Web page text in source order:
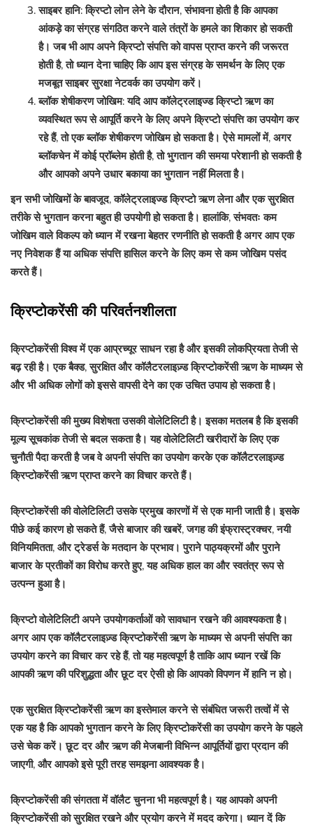
साइबर हानि: क्रिप्टो लोन लेने के दौरान, संभावना होती है कि आपका
आंकड़े का संग्रह संगठित करने वाले तंत्रों के हमले का शिकार हो सकती
है। जब भी आप अपने क्रिप्टो संपत्ति को वापस प्राप्त करने की जरूरत
होती है, तो ध्यान देना चाहिए कि आप इस संग्रह के समर्थन के लिए एक
मजबूत साइबर सुरक्षा नेटवर्क का उपयोग करें।
ब्लॉक शेषीकरण जोखिम: यदि आप कॉलेट्रलाइज्ड क्रिप्टो ऋण का
व्यवस्थित रूप से आपूर्ति करने के लिए अपने क्रिप्टो संपत्ति का उपयोग कर
रहे हैं, तो एक ब्लॉक शेषीकरण जोखिम हो सकता है। ऐसे मामलों में, अगर
ब्लॉकचेन में कोई प्रॉब्लेम होती है, तो भुगतान की समया परेशानी हो सकती है
और आपको अपने उधार बकाया का भुगतान नहीं मिलता है।
इन सभी जोखिमों के बावजूद, कॉलेट्रलाइज्ड क्रिप्टो ऋण लेना और एक सुरक्षित
तरीके से भुगतान करना बहुत ही उपयोगी हो सकता है। हालांकि, संभवतः कम
जोखिम वाले विकल्प को ध्यान में रखना बेहतर रणनीति हो सकती है अगर आप एक
नए निवेशक हैं या अधिक संपत्ति हासिल करने के लिए कम से कम जोखिम पसंद
करते हैं।
क्रिप्टोकरेंसी की परिवर्तनशीलता
क्रिप्टोकरेंसी विश्व में एक आप्रच्यूर साधन रहा है और इसकी लोकप्रियता तेजी से
बढ़ रही है। एक बैक्ड, सुरक्षित और कॉलैटरलाइज़्ड क्रिप्टोकरेंसी ऋण के माध्यम से
और भी अधिक लोगों को इससे वापसी देने का एक उचित उपाय हो सकता है।
क्रिप्टोकरेंसी की मुख्य विशेषता उसकी वोलेटिलिटी है। इसका मतलब है कि इसकी
मूल्य सूचकांक तेजी से बदल सकता है। यह वोलेटिलिटी खरीदारों के लिए एक
चुनौती पैदा करती है जब वे अपनी संपत्ति का उपयोग करके एक कॉलैटरलाइज़्ड
क्रिप्टोकरेंसी ऋण प्राप्त करने का विचार करते हैं।
क्रिप्टोकरेंसी की वोलेटिलिटी उसके प्रमुख कारणों में से एक मानी जाती है। इसके
पीछे कई कारण हो सकते हैं, जैसे बाजार की खबरें, जगह की इंफ्रास्ट्रक्चर, नयी
विनियमितता, और ट्रेडर्स के मतदान के प्रभाव। पुराने पाठ्यक्रमों और पुराने
बाजार के प्रतीकों का विरोध करते हुए, यह अधिक हाल का और स्वतंत्र रूप से
उत्पन्न हुआ है।
क्रिप्टो वोलेटिलिटी अपने उपयोगकर्ताओं को सावधान रखने की आवश्यकता है।
अगर आप एक कॉलैटरलाइज़्ड क्रिप्टोकरेंसी ऋण के माध्यम से अपनी संपत्ति का
उपयोग करने का विचार कर रहे हैं, तो यह महत्वपूर्ण है ताकि आप ध्यान रखें कि
आपकी ऋण की परिशुद्धता और छूट दर ऐसी हो कि आपको विपणन में हानि न हो।
एक सुरक्षित क्रिप्टोकरेंसी ऋण का इस्तेमाल करने से संबंधित जरूरी तत्वों में से
एक यह है कि आपको भुगतान करने के लिए क्रिप्टोकरेंसी का उपयोग करने के पहले
उसे चेक करें। छूट दर और ऋण की मेजबानी विभिन्न आपूर्तियों द्वारा प्रदान की
जाएगी, और आपको इसे पूरी तरह समझना आवश्यक है।
क्रिप्टोकरेंसी की संगतता में वॉलैट चुनना भी महत्वपूर्ण है। यह आपको अपनी
क्रिप्टोकरेंसी को सुरक्षित रखने और प्रयोग करने में मदद करेगा। ध्यान दें कि